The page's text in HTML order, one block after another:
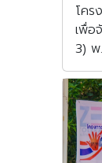
โคร
เพื่อ
3) พ